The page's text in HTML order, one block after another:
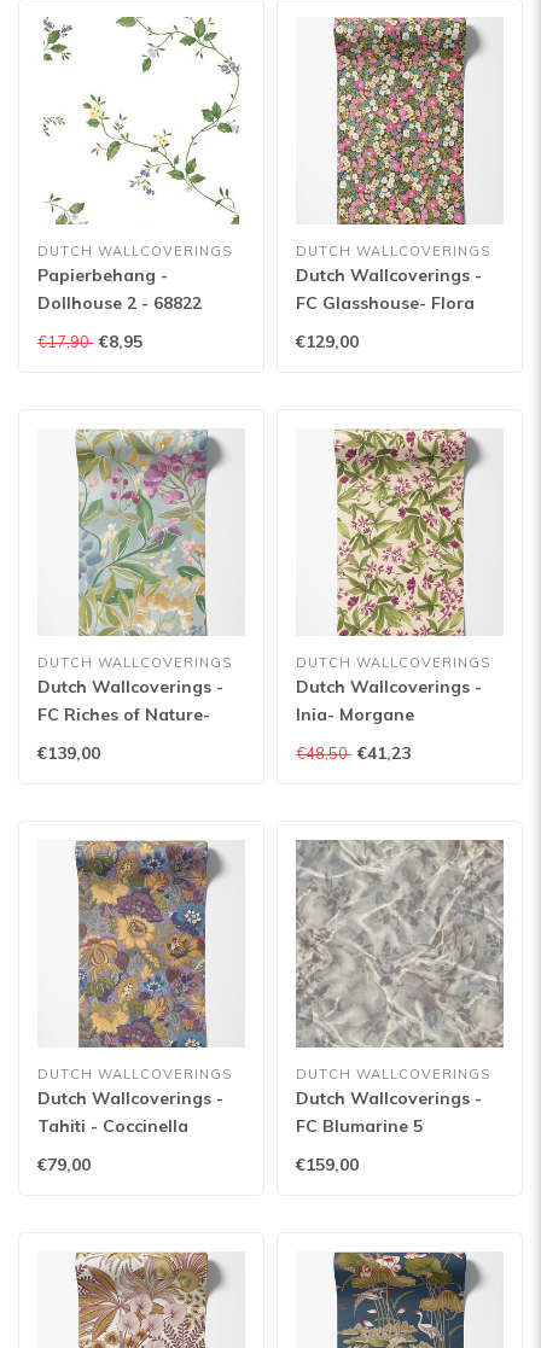
DUTCH WALLCOVERINGS
Papierbehang -
Dollhouse 2 - 68822
€17,90 €8,95
DUTCH WALLCOVERINGS
Dutch Wallcoverings -
FC Glasshouse- Flora
Ditsy Fuchsia/Jet -
€129,00
DUTCH WALLCOVERINGS
Dutch Wallcoverings -
FC Riches of Nature-
Florence Petrol/Amethyst
€139,00
DUTCH WALLCOVERINGS
Dutch Wallcoverings -
Inia- Morgane
groen/paars - A80402
€48,50 €41,23
DUTCH WALLCOVERINGS
Dutch Wallcoverings -
Tahiti - Coccinella
paars/geel/blauw -
€79,00
DUTCH WALLCOVERINGS
Dutch Wallcoverings -
FC Blumarine 5
10mx106cm - 29005
€159,00